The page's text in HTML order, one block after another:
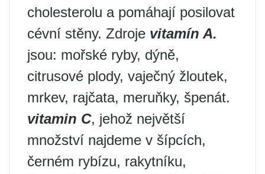
cholesterolu a pomáhají posilovat
cévní stěny. Zdroje vitamín A.
jsou: mořské ryby, dýně,
citrusové plody, vaječný žloutek,
mrkev, rajčata, meruňky, špenát.
vitamin C, jehož největší
množství najdeme v šípcích,
černém rybízu, rakytníku,